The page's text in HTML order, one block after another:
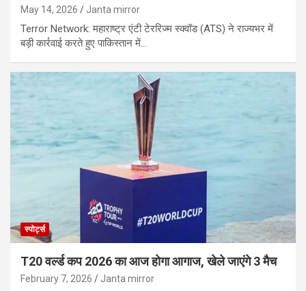
May 14, 2026 Janta mirror
Terror Network: महाराष्ट्र एंटी टेररिज्म स्क्वॉड (ATS) ने राज्यभर में
बड़ी कार्रवाई करते हुए पाकिस्तान में…
स्पोर्ट्स
T20 वर्ल्ड कप 2026 का आज होगा आगाज, खेले जाएंगे 3 मैच
February 7, 2026 Janta mirror